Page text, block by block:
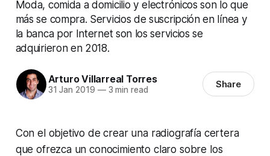
Moda, comida a domicilio y electrónicos son lo que
más se compra. Servicios de suscripción en línea y
la banca por Internet son los servicios se
adquirieron en 2018.
Arturo Villarreal Torres
31 Jan 2019 —3 min read Share
Con el objetivo de crear una radiografía certera
que ofrezca un conocimiento claro sobre los